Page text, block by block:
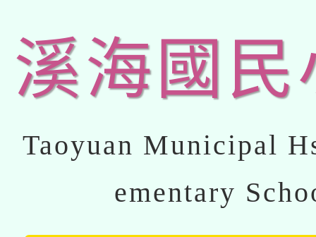
溪海國民
Taoyuan Municipal
ementary